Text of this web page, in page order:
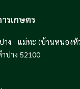
รเกษตร
าง - แม่ทะ (บ้านหนอง
ำปาง 52100